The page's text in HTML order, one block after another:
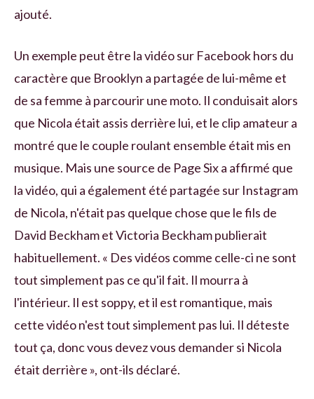
ajouté.
Un exemple peut être la vidéo sur Facebook hors du
caractère que Brooklyn a partagée de lui-même et
de sa femme à parcourir une moto. Il conduisait alors
que Nicola était assis derrière lui, et le clip amateur a
montré que le couple roulant ensemble était mis en
musique. Mais une source de Page Six a affirmé que
la vidéo, qui a également été partagée sur Instagram
de Nicola, n'était pas quelque chose que le fils de
David Beckham et Victoria Beckham publierait
habituellement. « Des vidéos comme celle-ci ne sont
tout simplement pas ce qu'il fait. Il mourra à
l'intérieur. Il est soppy, et il est romantique, mais
cette vidéo n'est tout simplement pas lui. Il déteste
tout ça, donc vous devez vous demander si Nicola
était derrière », ont-ils déclaré.